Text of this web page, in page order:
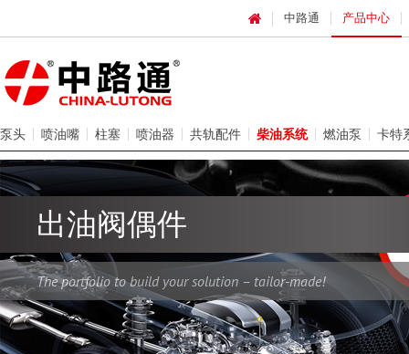
出油阀偶件
The portfolio to build your solution – tailor-made!
中路通 产品中心
泵头 喷油嘴 柱塞 喷油器 共轨配件 柴油系统 燃油泵 卡特